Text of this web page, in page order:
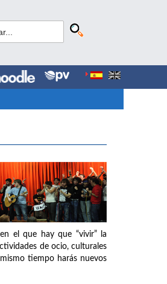
el que hay que “vivir” la
de ocio, culturales
tiempo harás nuevos